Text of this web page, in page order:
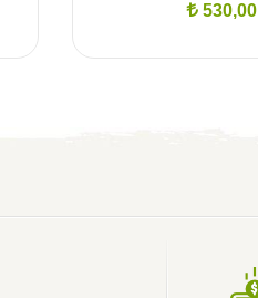
530,00